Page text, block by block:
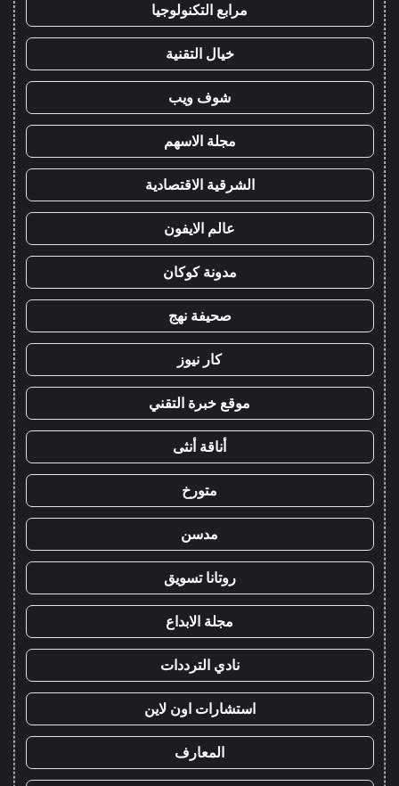
مرابع التكنولوجيا
خيال التقنية
شوف ويب
مجلة الاسهم
الشرقية الاقتصادية
عالم الايفون
مدونة كوكان
صحيفة نهج
كار نيوز
موقع خبرة التقني
أناقة أنثى
متورخ
مدسن
روتانا تسويق
مجلة الابداع
نادي الترددات
استشارات اون لاين
المعارف